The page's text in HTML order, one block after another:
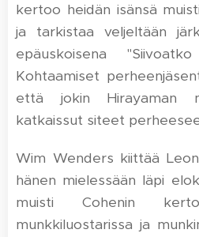
kertoo heidän isänsä
ja tarkistaa veljeltään
epäuskoisena
Kohtaamiset
että jokin Hirayaman
katkaissut siteet
Wim Wenders kiittää
hänen mielessään läpi
muisti Cohenin
munkkiluostarissa ja